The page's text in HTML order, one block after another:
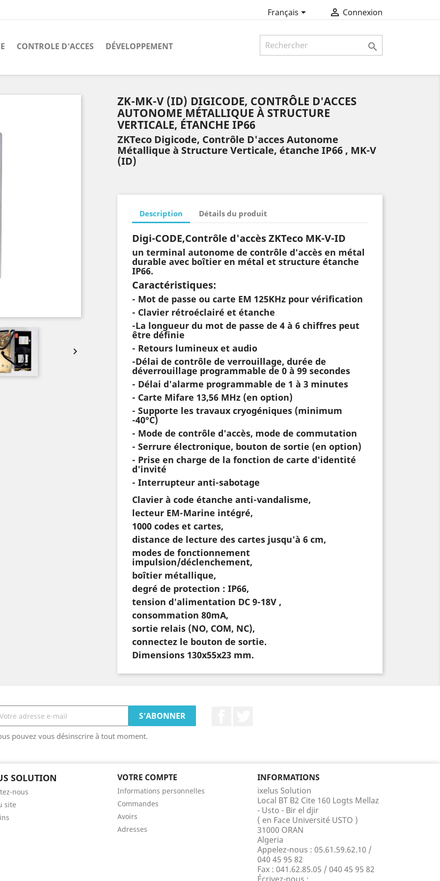
Français  Connexion
CONTROLE D'ACCES DÉVELOPPEMENT 

ZK-MK-V (ID) DIGICODE, CONTRÔLE D'ACCES
AUTONOME MÉTALLIQUE À STRUCTURE
VERTICALE, ÉTANCHE IP66
ZKTeco Digicode, Contrôle D'acces Autonome
Métallique à Structure Verticale, étanche IP66 , MK-V
(ID)
Description Détails du produit
Digi-CODE,Contrôle d'accès ZKTeco MK-V-ID
un terminal autonome de contrôle d'accès en métal
durable avec boîtier en métal et structure étanche
IP66.
Caractéristiques:
- Mot de passe ou carte EM 125KHz pour vérification
- Clavier rétroéclairé et étanche
-La longueur du mot de passe de 4 à 6 chiffres peut
être définie
- Retours lumineux et audio
-Délai de contrôle de verrouillage, durée de
déverrouillage programmable de 0 à 99 secondes
- Délai d'alarme programmable de 1 à 3 minutes
- Carte Mifare 13,56 MHz (en option)
- Supporte les travaux cryogéniques (minimum
-40°C)
- Mode de contrôle d'accès, mode de commutation
- Serrure électronique, bouton de sortie (en option)
- Prise en charge de la fonction de carte d'identité
d'invité
- Interrupteur anti-sabotage
Clavier à code étanche anti-vandalisme,
lecteur EM-Marine intégré,
1000 codes et cartes,
distance de lecture des cartes jusqu'à 6 cm,
modes de fonctionnement
impulsion/déclenchement,
boîtier métallique,
degré de protection : IP66,
tension d'alimentation DC 9-18V ,
consommation 80mA,
sortie relais (NO, COM, NC),
connectez le bouton de sortie.
Dimensions 130x55x23 mm.
pouvez vous désinscrire à tout moment.
SOLUTION
nous
site
VOTRE COMPTE
Informations personnelles
Commandes
Avoirs
Adresses
INFORMATIONS
ixelus Solution
Local BT B2 Cite 160 Logts Mellaz
- Usto - Bir el djir
( en Face Université USTO )
31000 ORAN
Algeria
Appelez-nous : 05.61.59.62.10 /
040 45 95 82
Fax : 041.62.85.05 / 040 45 95 82